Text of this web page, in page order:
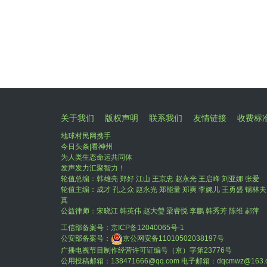
关于我们 版权声明 联系我们 友情链接 收费标
地球村民网携手
今日头条|看神州
为人类生态命运共同体
发声发力汇聚智力！
轮值总编：韩雄亮 郑好 江山 王京忠 赵永光 王启峰 刘亚娜 张爱
轮值主编：成才 孔之众 赵永光 郑能量 郑爽 李婉儿 王勇盛 锡林
真
公益律师：宋晓江 韩英伟 赵大瑩 梁睿悦 李鹏 韩秀芳 陈维 郝萍
工信部备案号： 京ICP备12040065号-1
公安部备案号：
京公网安备11010502038197号
广播电视节目制作经营许可证编号（京）字第23776号
公用投稿邮箱：138471666@qq.com 电子邮箱：